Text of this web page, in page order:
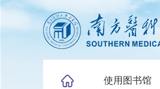
使用图书馆